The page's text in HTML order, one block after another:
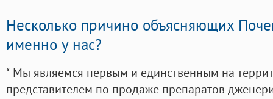
Несколько причино объясняющих
именно у нас?
* Мы являемся первым и единственным на
представителем по продаже препаратов